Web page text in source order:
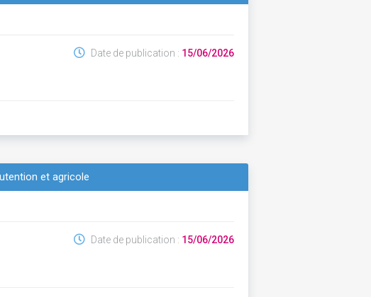
Date de publication : 15/06/2026
et agricole
Date de publication : 15/06/2026